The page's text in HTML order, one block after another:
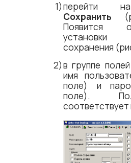
перейти
Сохранить
Появится
установки
сохранения
в группе полей
имя
поле) и
поле).
соответствует